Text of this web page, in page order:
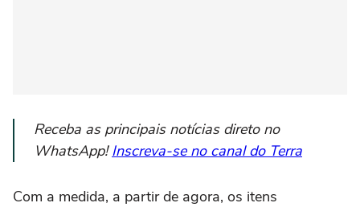
Receba as principais notícias direto no
WhatsApp!Inscreva-se no canal do Terra
Com a medida, a partir de agora, os itens